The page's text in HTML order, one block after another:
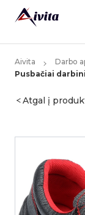
Aivita Darbo
Pusbačiai
Atgal į